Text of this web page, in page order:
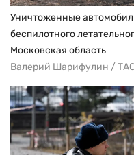
Уничтоженные
беспилотного
Московская область
Валерий Шарифулин /